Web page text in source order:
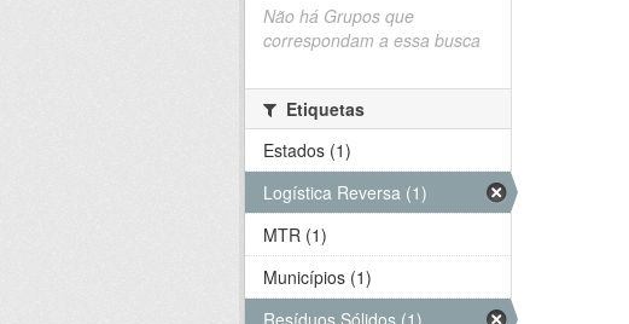
Não há Grupos que
correspondam a essa busca
Etiquetas
Estados (1)
Logística Reversa (1)
MTR (1)
Municípios (1)
Resíduos Sólidos (1)